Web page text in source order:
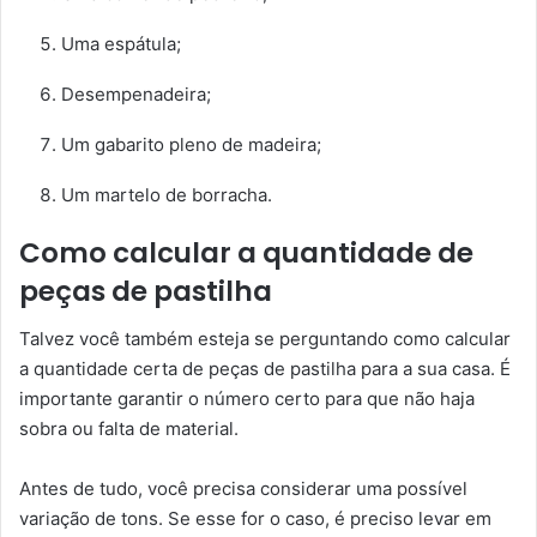
Uma espátula;
Desempenadeira;
Um gabarito pleno de madeira;
Um martelo de borracha.
Como calcular a quantidade de
peças de pastilha
Talvez você também esteja se perguntando como calcular
a quantidade certa de peças de pastilha para a sua casa. É
importante garantir o número certo para que não haja
sobra ou falta de material.
Antes de tudo, você precisa considerar uma possível
variação de tons. Se esse for o caso, é preciso levar em